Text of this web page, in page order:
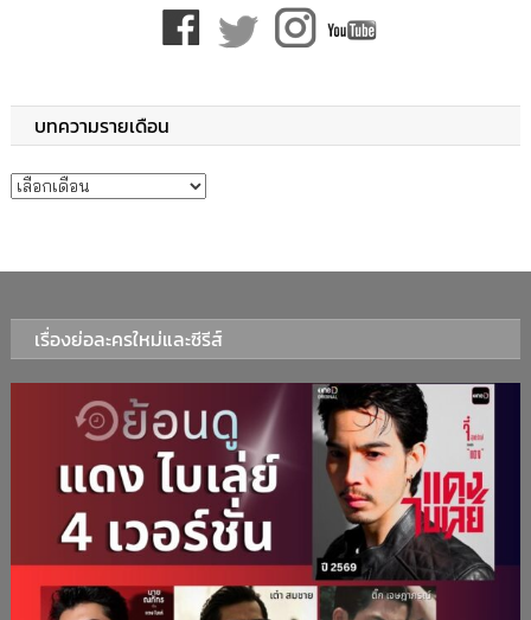
บทความรายเดือน
บทความรายเดือน
เรื่องย่อละครใหม่และซีรีส์